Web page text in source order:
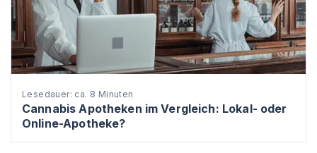
Lesedauer: ca. 8 Minuten
Cannabis Apotheken im Vergleich: Lokal- oder
Online-Apotheke?